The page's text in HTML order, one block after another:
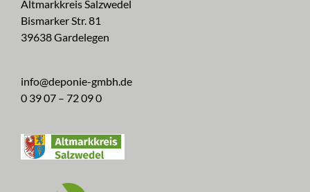
Altmarkkreis Salzwedel
Bismarker Str. 81
39638 Gardelegen
info@deponie-gmbh.de
0 39 07 – 72 09 0